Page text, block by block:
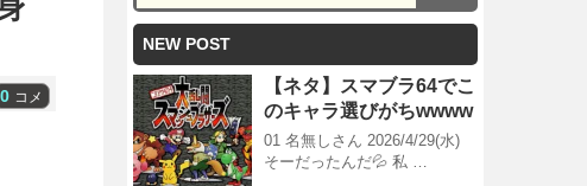
0 コメ
NEW POST
【ネタ】スマブラ64でこ
のキャラ選びがちwwww
01 名無しさん 2026/4/29(水)
そーだったんだ💦 私 …